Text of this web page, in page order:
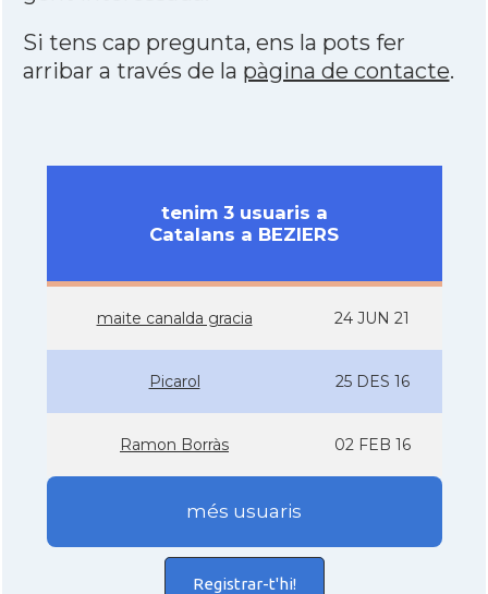
Si tens cap pregunta, ens la pots fer
arribar a través de la pàgina de contacte.
tenim 3 usuaris a
Catalans a BEZIERS
maite canalda gracia 24 JUN 21
Picarol 25 DES 16
Ramon Borràs 02 FEB 16
més usuaris
Registrar-t'hi!